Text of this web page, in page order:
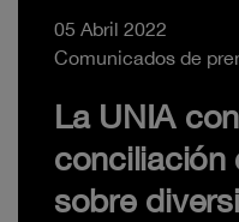
05 Abril 2022
Comunicados de
La UNIA
conciliación
sobre